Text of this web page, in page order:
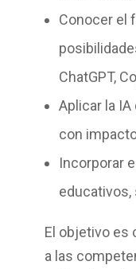
Conocer el
ChatGPT,
Aplicar la
con
Incorporar
El objetivo es
a las